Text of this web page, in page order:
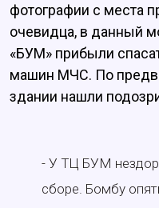
фотографии с места
очевидца, в данный
«БУМ» прибыли
машин МЧС. По
здании нашли
- У ТЦ БУМ
сборе. Бомбу